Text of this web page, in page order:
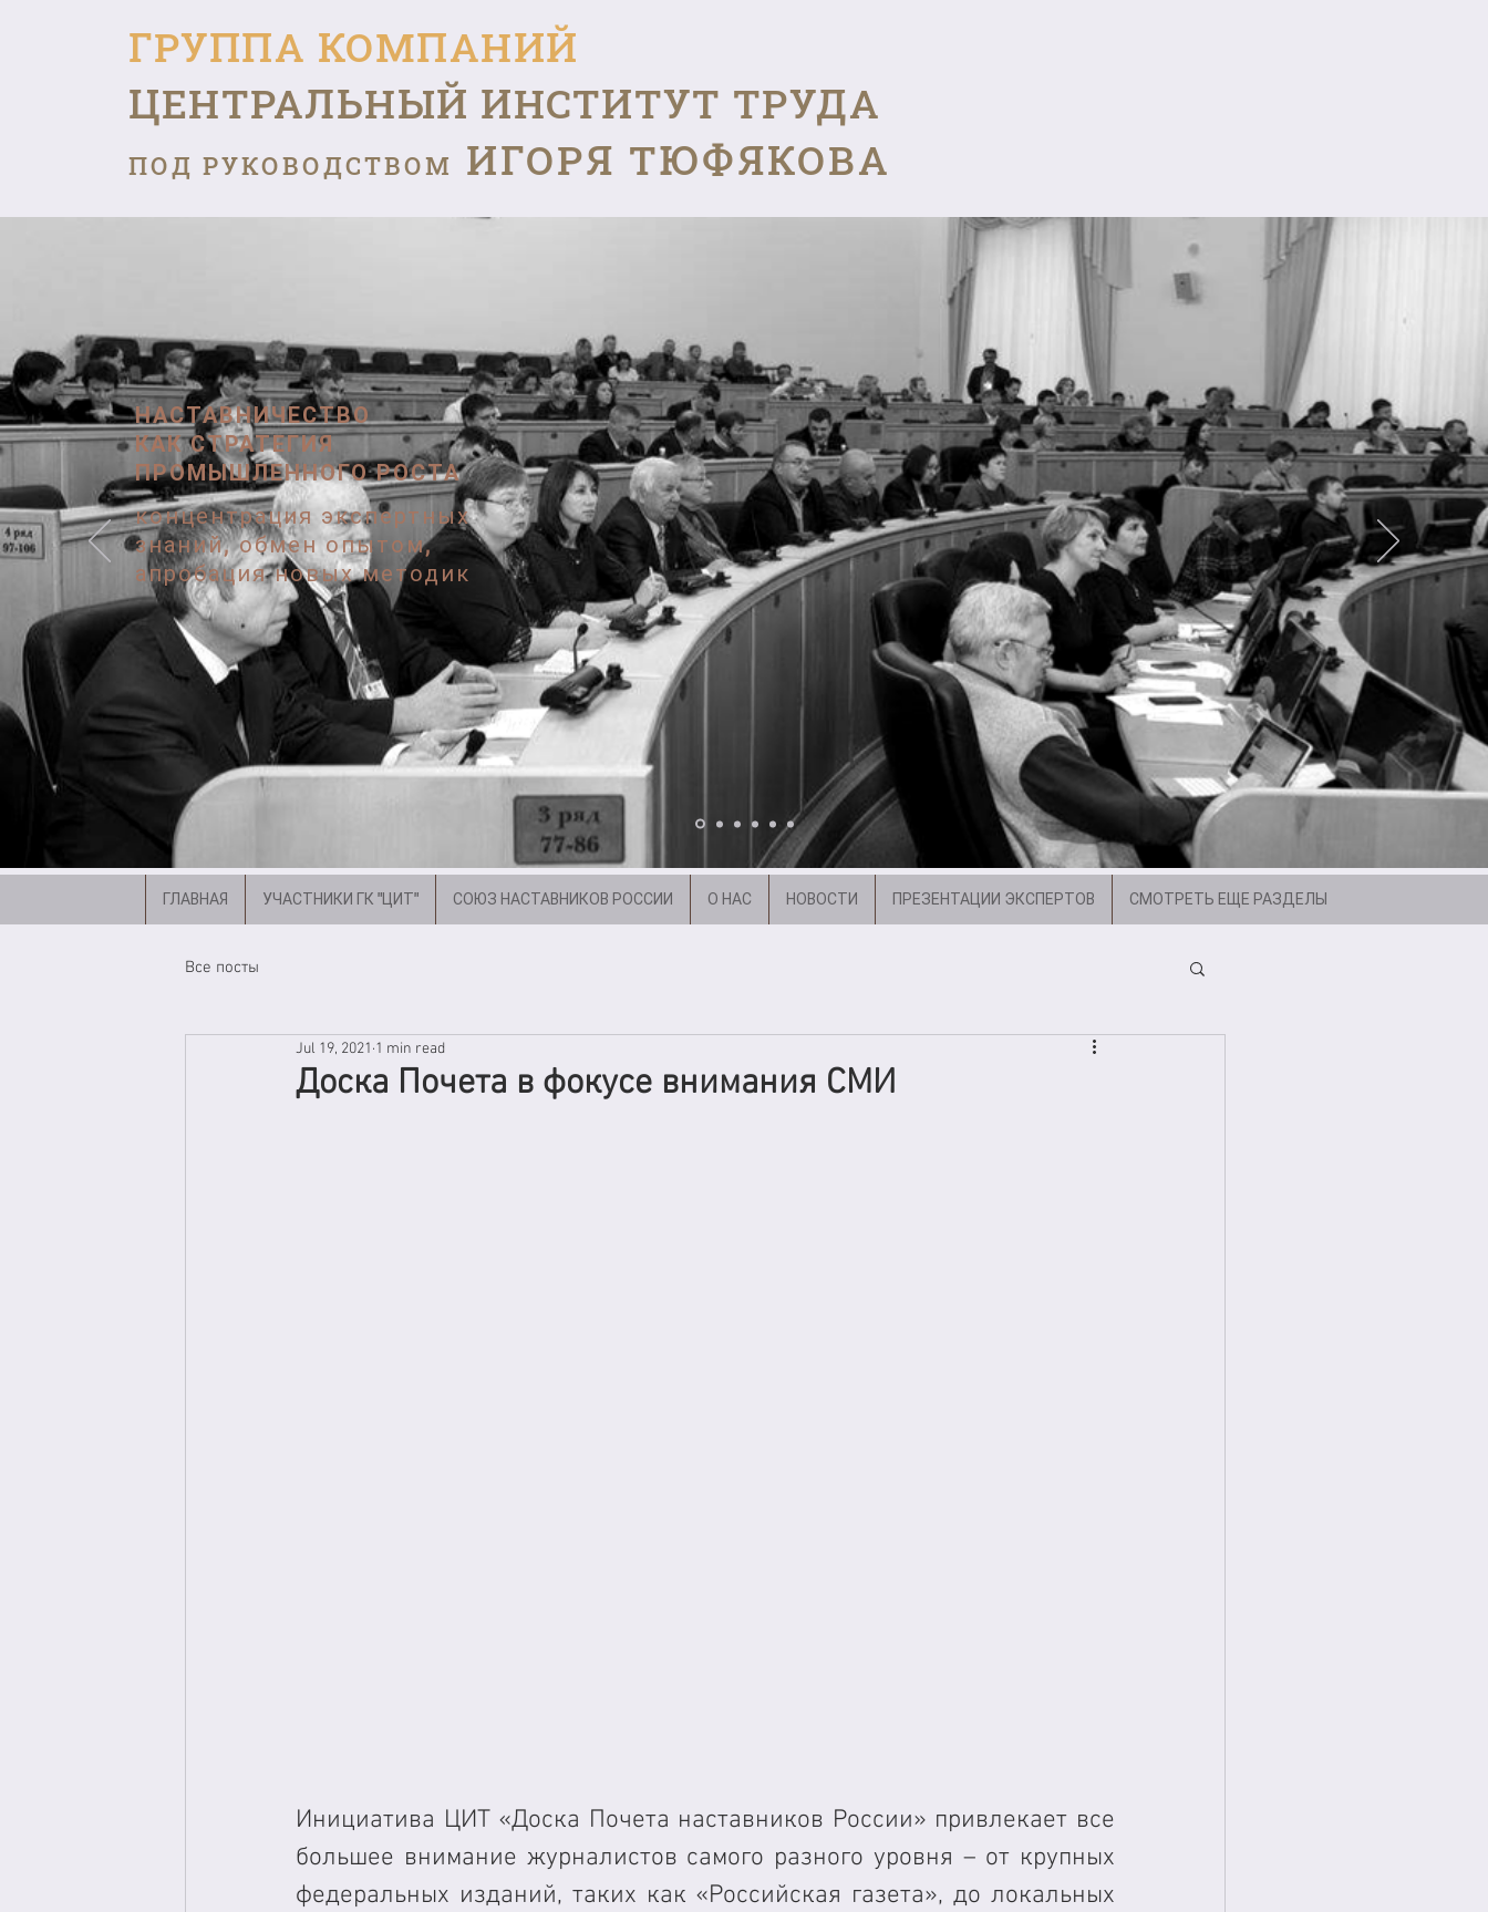
ГРУППА КОМПАНИЙ
ЦЕНТРАЛЬНЫЙ ИНСТИТУТ ТРУДА
ПОД РУКОВОДСТВОМ ИГОРЯ ТЮФЯКОВА
Все посты
Доска Почета в фокусе внимания СМИ
Jul 19, 2021 1 min read
Инициатива ЦИТ «Доска Почета наставников России» привлекает все
большее внимание журналистов самого разного уровня – от крупных
федеральных изданий, таких как «Российская газета», до локальных
ГЛАВНАЯ УЧАСТНИКИ ГК "ЦИТ" СОЮЗ НАСТАВНИКОВ РОССИИ О НАС НОВОСТИ ПРЕЗЕНТАЦИИ ЭКСПЕРТОВ СМОТРЕТЬ ЕЩЕ РАЗДЕЛЫ
НАСТАВНИЧЕСТВО
КАК СТРАТЕГИЯ
ПРОМЫШЛЕННОГО РОСТА
концентрация экспертных
знаний, обмен опытом,
апробация новых методик